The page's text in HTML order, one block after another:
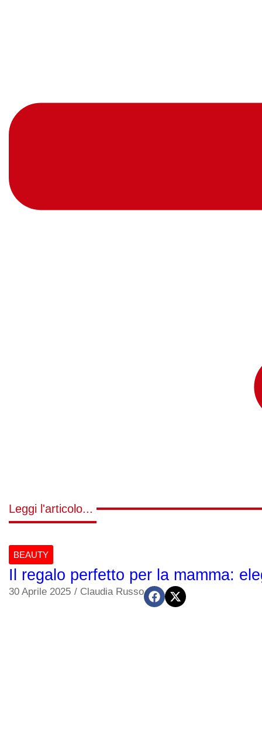
Leggi l'articolo...
BEAUTY
Il regalo perfetto per la mamma:
30 Aprile 2025 / Claudia Russo